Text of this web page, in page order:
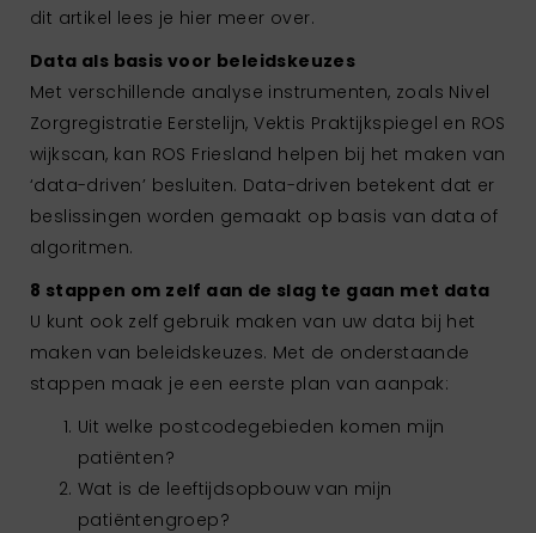
dit artikel lees je hier meer over.
Data als basis voor beleidskeuzes
Met verschillende analyse instrumenten, zoals Nivel
Zorgregistratie Eerstelijn, Vektis Praktijkspiegel en ROS
wijkscan, kan ROS Friesland helpen bij het maken van
‘data-driven’ besluiten. Data-driven betekent dat er
beslissingen worden gemaakt op basis van data of
algoritmen.
8 stappen om zelf aan de slag te gaan met data
U kunt ook zelf gebruik maken van uw data bij het
maken van beleidskeuzes. Met de onderstaande
stappen maak je een eerste plan van aanpak:
Uit welke postcodegebieden komen mijn
patiënten?
Wat is de leeftijdsopbouw van mijn
patiëntengroep?